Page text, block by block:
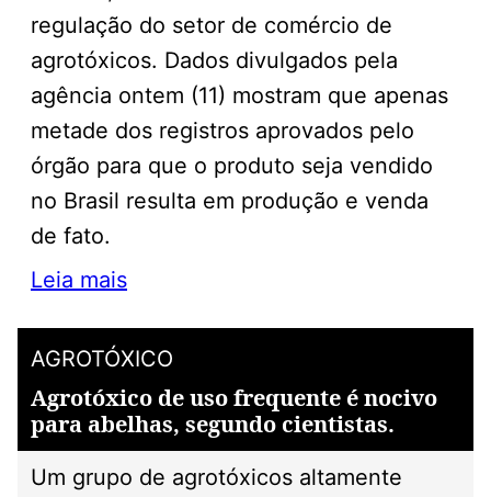
regulação do setor de comércio de
agrotóxicos. Dados divulgados pela
agência ontem (11) mostram que apenas
metade dos registros aprovados pelo
órgão para que o produto seja vendido
no Brasil resulta em produção e venda
de fato.
Leia mais
AGROTÓXICO
Agrotóxico de uso frequente é nocivo
para abelhas, segundo cientistas.
Um grupo de agrotóxicos altamente